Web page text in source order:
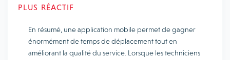
PLUS RÉACTIF
En résumé, une application mobile permet de gagner
énormément de temps de déplacement tout en
améliorant la qualité du service. Lorsque les techniciens